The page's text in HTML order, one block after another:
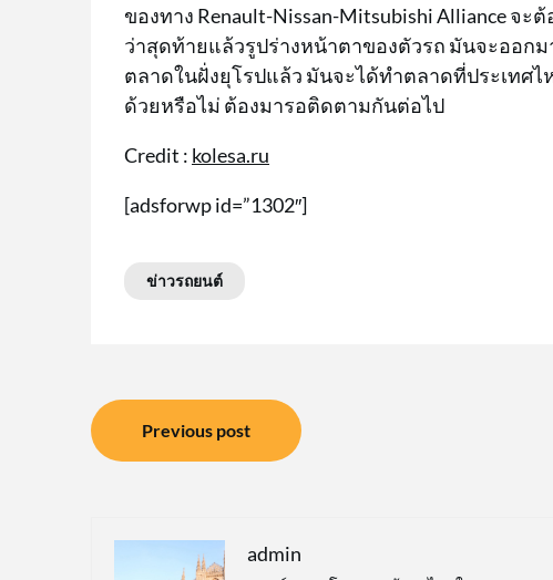
ของทาง Renault-Nissan-Mitsubishi Alliance จ
ว่าสุดท้ายแล้วรูปร่างหน้าตาของตัวรถ มันจะออก
ตลาดในฝั่งยุโรปแล้ว มันจะได้ทำตลาดที่ประเทศไ
ด้วยหรือไม่ ต้องมารอติดตามกันต่อไป
Credit : kolesa.ru
[adsforwp id=”1302″]
ข่าวรถยนต์
แนะแนว
เรื่อง
Previous post
admin